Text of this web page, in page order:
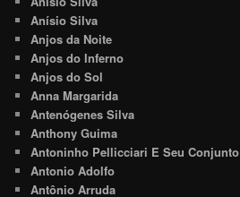
Anísio Silva
Anjos da Noite
Anjos do Inferno
Anjos do Sol
Anna Margarida
Antenógenes Silva
Anthony Guima
Antoninho Pellicciari E Seu Conjunto
Antonio Adolfo
Antônio Arruda